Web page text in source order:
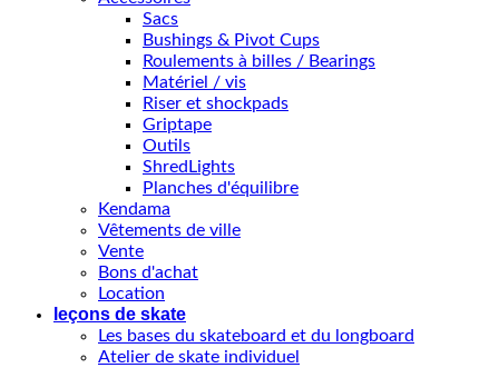
Sacs
Bushings & Pivot Cups
Roulements à billes / Bearings
Matériel / vis
Riser et shockpads
Griptape
Outils
ShredLights
Planches d'équilibre
Kendama
Vêtements de ville
Vente
Bons d'achat
Location
leçons de skate
Les bases du skateboard et du longboard
Atelier de skate individuel